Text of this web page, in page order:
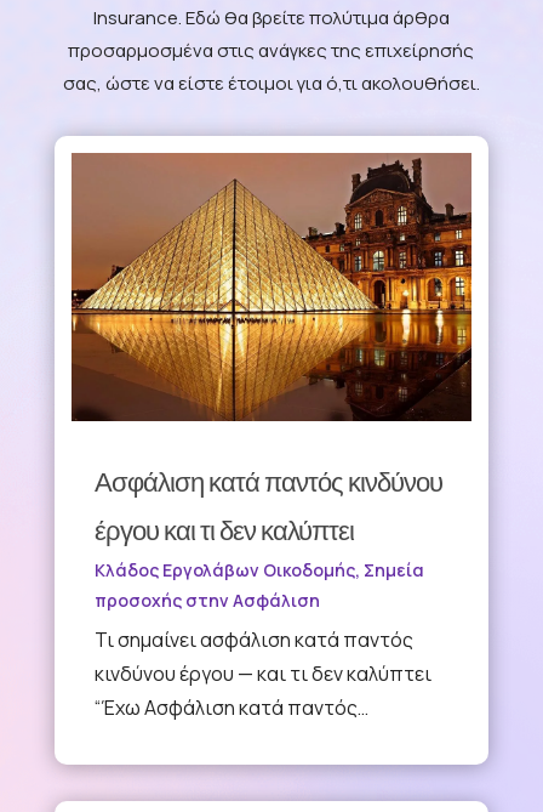
Insurance. Εδώ θα βρείτε πολύτιμα άρθρα
προσαρμοσμένα στις ανάγκες της επιχείρησής
σας, ώστε να είστε έτοιμοι για ό,τι ακολουθήσει.
Ασφάλιση κατά παντός κινδύνου
έργου και τι δεν καλύπτει
Κλάδος Εργολάβων Οικοδομής, Σημεία
προσοχής στην Ασφάλιση
Τι σημαίνει ασφάλιση κατά παντός
κινδύνου έργου — και τι δεν καλύπτει
“Έχω Ασφάλιση κατά παντός…